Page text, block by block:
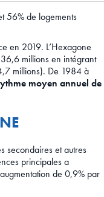
56% de logements
en 2019. L’Hexagone
millions en intégrant
millions). De 1984 à
moyen annuel de
secondaires et autres
principales a
de 0,9% par